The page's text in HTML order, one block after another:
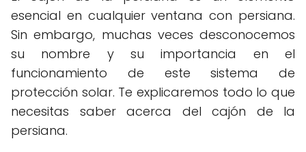
esencial en cualquier ventana con persiana.
Sin embargo, muchas veces desconocemos
su nombre y su importancia en el
funcionamiento de este sistema de
protección solar. Te explicaremos todo lo que
necesitas saber acerca del cajón de la
persiana.